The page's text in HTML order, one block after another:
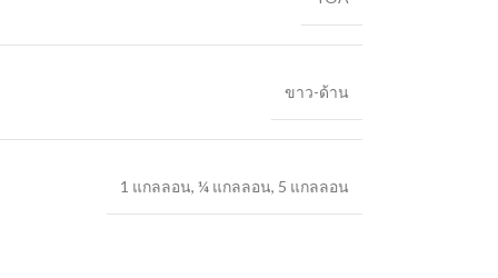
ขาว-ด้าน
1 แกลลอน, ¼ แกลลอน, 5 แกลลอน